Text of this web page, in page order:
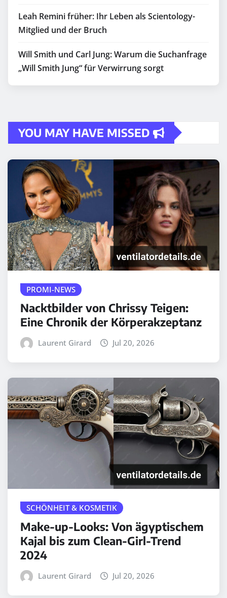
Leah Remini früher: Ihr Leben als Scientology-
Mitglied und der Bruch
Will Smith und Carl Jung: Warum die Suchanfrage
„Will Smith Jung“ für Verwirrung sorgt
YOU MAY HAVE MISSED
PROMI-NEWS
Nacktbilder von Chrissy Teigen:
Eine Chronik der Körperakzeptanz
Laurent Girard Jul 20, 2026
SCHÖNHEIT & KOSMETIK
Make-up-Looks: Von ägyptischem
Kajal bis zum Clean-Girl-Trend
2024
Laurent Girard Jul 20, 2026